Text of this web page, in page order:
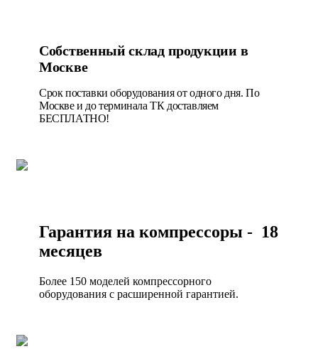
Собственный склад продукции в
Москве
Срок поставки оборудования от одного дня. По
Москве и до терминала ТК доставляем
БЕСПЛАТНО!
Гарантия на компрессоры - 18
месяцев
Более 150 моделей компрессорного
оборудования с расширенной гарантией.